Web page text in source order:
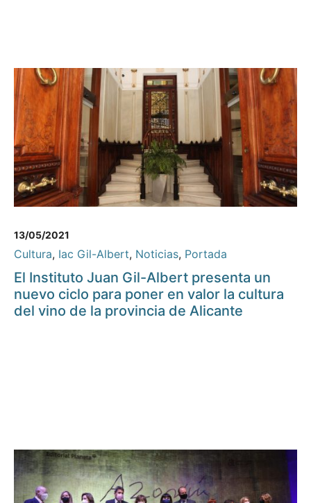
13/05/2021
Cultura, Iac Gil-Albert, Noticias, Portada
El Instituto Juan Gil-Albert presenta un
nuevo ciclo para poner en valor la cultura
del vino de la provincia de Alicante